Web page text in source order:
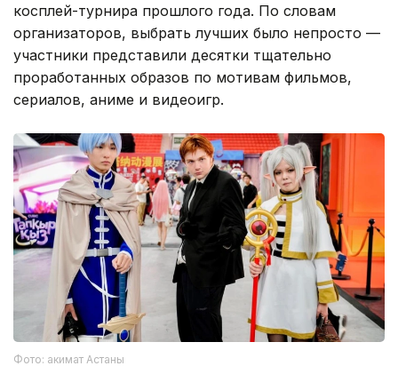
косплей-турнира прошлого года. По словам
организаторов, выбрать лучших было непросто —
участники представили десятки тщательно
проработанных образов по мотивам фильмов,
сериалов, аниме и видеоигр.
Фото: акимат Астаны